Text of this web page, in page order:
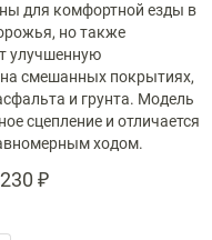
для комфортной езды в
но также
улучшенную
смешанных покрытиях,
и грунта. Модель
сцепление и отличается
ходом.
₽